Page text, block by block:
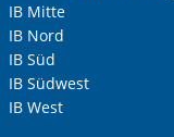
IB Mitte
IB Nord
IB Süd
IB Südwest
IB West